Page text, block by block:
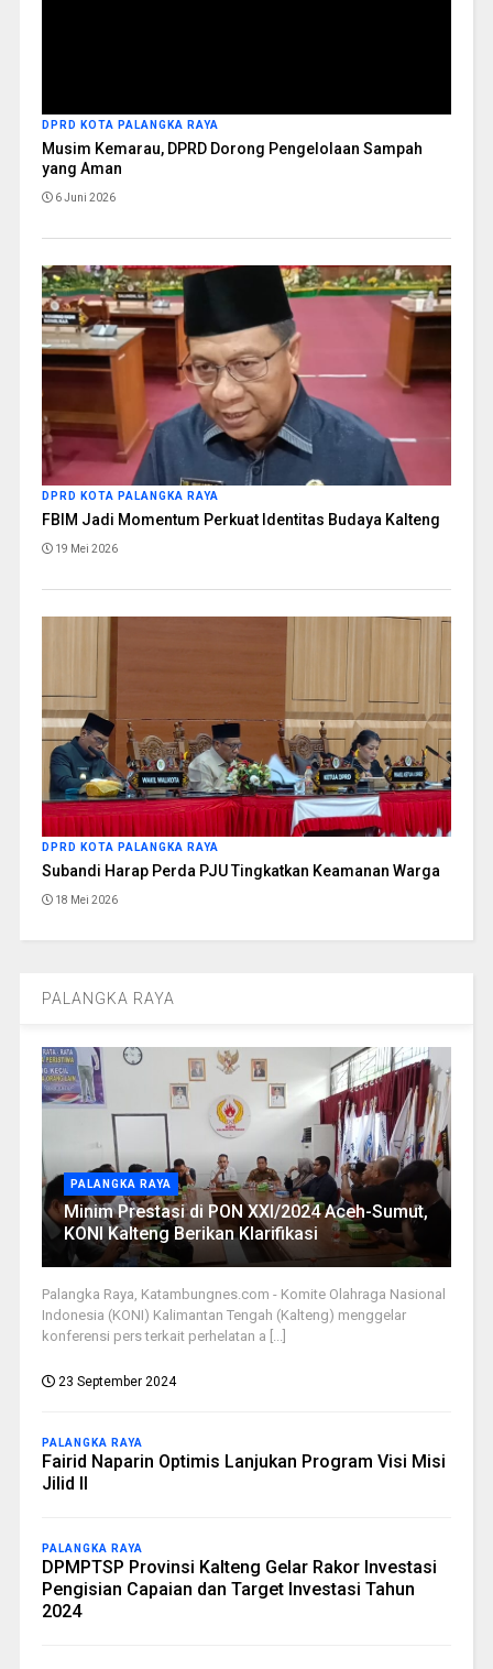
DPRD KOTA PALANGKA RAYA
Musim Kemarau, DPRD Dorong Pengelolaan Sampah
yang Aman
6 Juni 2026
DPRD KOTA PALANGKA RAYA
FBIM Jadi Momentum Perkuat Identitas Budaya Kalteng
19 Mei 2026
DPRD KOTA PALANGKA RAYA
Subandi Harap Perda PJU Tingkatkan Keamanan Warga
18 Mei 2026
PALANGKA RAYA
PALANGKA RAYA
Minim Prestasi di PON XXI/2024 Aceh-Sumut,
KONI Kalteng Berikan Klarifikasi
Palangka Raya, Katambungnes.com - Komite Olahraga Nasional
Indonesia (KONI) Kalimantan Tengah (Kalteng) menggelar
konferensi pers terkait perhelatan a [...]
23 September 2024
PALANGKA RAYA
Fairid Naparin Optimis Lanjukan Program Visi Misi
Jilid II
PALANGKA RAYA
DPMPTSP Provinsi Kalteng Gelar Rakor Investasi
Pengisian Capaian dan Target Investasi Tahun
2024